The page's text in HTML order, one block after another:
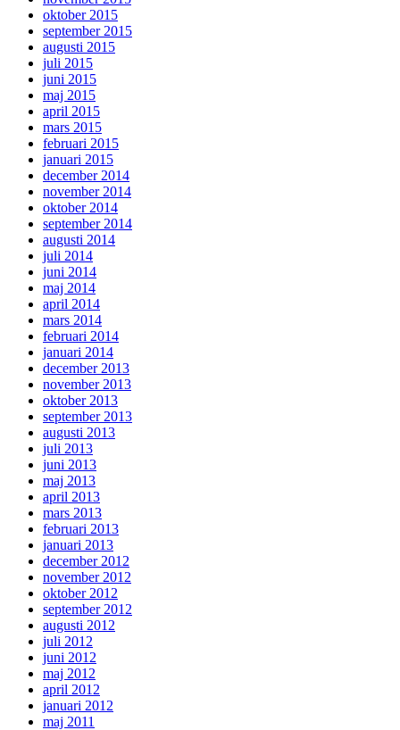
oktober 2015
september 2015
augusti 2015
juli 2015
juni 2015
maj 2015
april 2015
mars 2015
februari 2015
januari 2015
december 2014
november 2014
oktober 2014
september 2014
augusti 2014
juli 2014
juni 2014
maj 2014
april 2014
mars 2014
februari 2014
januari 2014
december 2013
november 2013
oktober 2013
september 2013
augusti 2013
juli 2013
juni 2013
maj 2013
april 2013
mars 2013
februari 2013
januari 2013
december 2012
november 2012
oktober 2012
september 2012
augusti 2012
juli 2012
juni 2012
maj 2012
april 2012
januari 2012
maj 2011